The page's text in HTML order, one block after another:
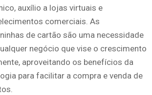
auxílio a lojas virtuais e
comerciais. As
de cartão são uma necessidade
negócio que vise o crescimento
aproveitando os benefícios da
para facilitar a compra e venda de